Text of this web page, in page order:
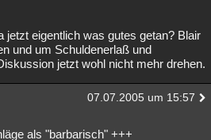
jetzt eigentlich was gutes getan? Blair
und um Schuldenerlaß und
jetzt wohl nicht mehr drehen.
07.07.2005 um 15:57
als "barbarisch" +++